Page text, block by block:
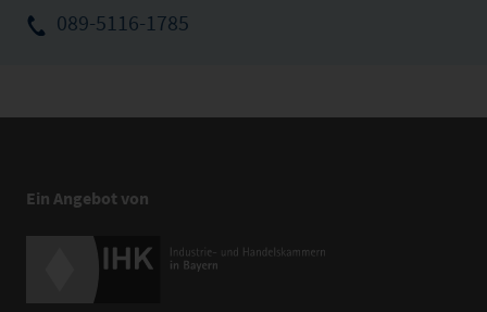
089-5116-1785
Ein Angebot von